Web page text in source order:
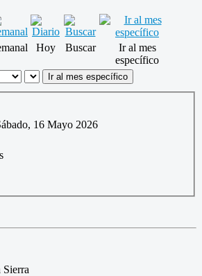
Hoy Buscar
Ir al mes
específico
Ir al mes específico
16 Mayo 2026